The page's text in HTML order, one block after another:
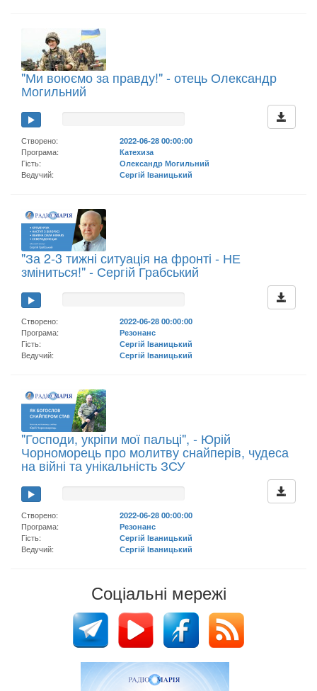
"Ми воюємо за правду!" - отець Олександр
Могильний
Створено:
2022-06-28 00:00:00
Програма:
Катехиза
Гість:
Олександр Могильний
Ведучий:
Сергій Іваницький
"За 2-3 тижні ситуація на фронті - НЕ
зміниться!" - Сергій Грабський
Створено:
2022-06-28 00:00:00
Програма:
Резонанс
Гість:
Сергій Іваницький
Ведучий:
Сергій Іваницький
"Господи, укріпи мої пальці", - Юрій
Чорноморець про молитву снайперів, чудеса
на війні та унікальність ЗСУ
Створено:
2022-06-28 00:00:00
Програма:
Резонанс
Гість:
Сергій Іваницький
Ведучий:
Сергій Іваницький
Соціальні мережі